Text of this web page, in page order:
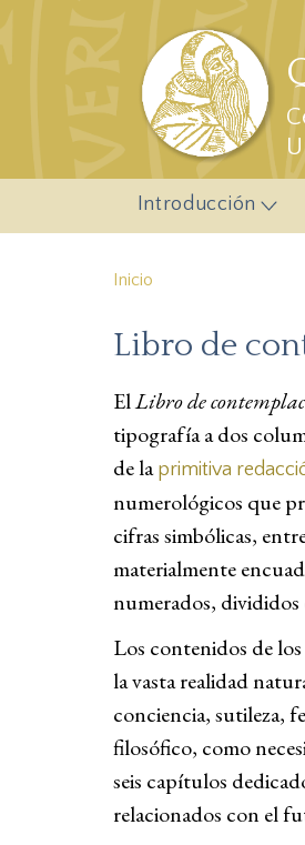
Pasar al contenido principal
Introducción
Inicio
Libro de
ElLibro de
tipografía a dos
de la primitiva
numerológicos que
cifras simbólicas,
materialmente
numerados, divididos
Los contenidos de
la vasta realidad
conciencia, sutileza,
filosófico, como
seis capítulos
relacionados con el